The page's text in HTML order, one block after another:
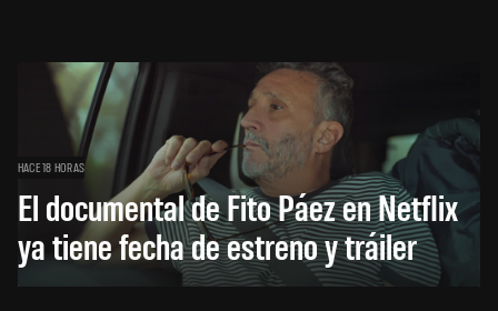
HACE 18 HORAS
El documental de Fito Páez en Netflix
ya tiene fecha de estreno y tráiler